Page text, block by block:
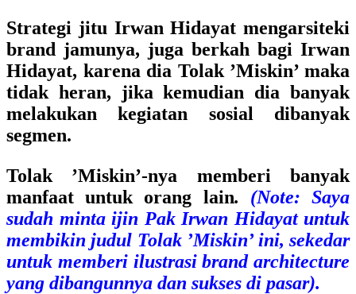
Strategi jitu Irwan Hidayat mengarsiteki
brand jamunya, juga berkah bagi Irwan
Hidayat, karena dia Tolak ’Miskin’ maka
tidak heran, jika kemudian dia banyak
melakukan kegiatan sosial dibanyak
segmen.
Tolak ’Miskin’-nya memberi banyak
manfaat untuk orang lain. (Note: Saya
sudah minta ijin Pak Irwan Hidayat untuk
membikin judul Tolak ’Miskin’ ini, sekedar
untuk memberi ilustrasi brand architecture
yang dibangunnya dan sukses di pasar).